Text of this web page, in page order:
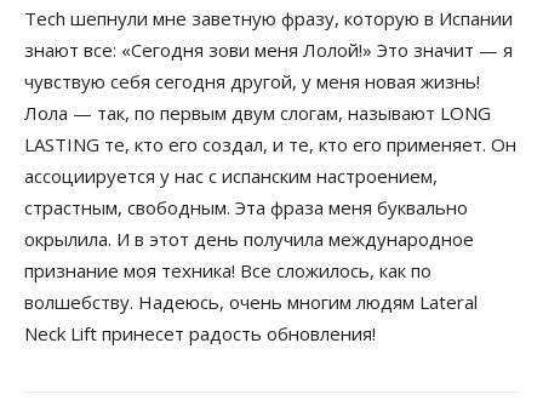
Tech шепнули мне заветную фразу, которую в Испании
знают все: «Сегодня зови меня Лолой!» Это значит — я
чувствую себя сегодня другой, у меня новая жизнь!
Лола — так, по первым двум слогам, называют LONG
LASTING те, кто его создал, и те, кто его применяет. Он
ассоциируется у нас с испанским настроением,
страстным, свободным. Эта фраза меня буквально
окрылила. И в этот день получила международное
признание моя техника! Все сложилось, как по
волшебству. Надеюсь, очень многим людям Lateral
Neck Lift принесет радость обновления!